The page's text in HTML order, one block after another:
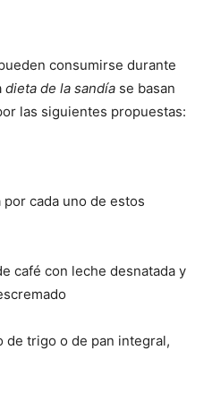
consumirse durante
dieta de la sandía se basan
las siguientes propuestas:
cada uno de estos
café con leche desnatada y
de trigo o de pan integral,